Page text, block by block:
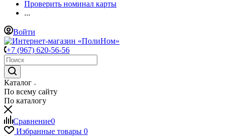
Проверить номинал карты
...
Войти
+7 (967) 620-56-56
Каталог
По всему сайту
По каталогу
Сравнение0
Избранные товары 0